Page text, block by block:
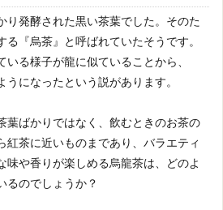
り発酵された黒い茶葉でした。そのた
『烏茶』と呼ばれていたそうです。
いる様子が龍に似ていることから、
うになったという説があります。
葉ばかりではなく、飲むときのお茶の
紅茶に近いものまであり、バラエティ
味や香りが楽しめる烏龍茶は、どのよ
るのでしょうか？